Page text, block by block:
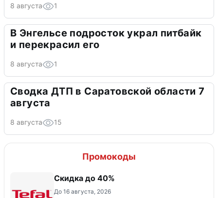
8 августа 1
В Энгельсе подросток украл питбайк
и перекрасил его
8 августа 1
Сводка ДТП в Саратовской области 7
августа
8 августа 15
Промокоды
Скидка до 40%
До 16 августа, 2026